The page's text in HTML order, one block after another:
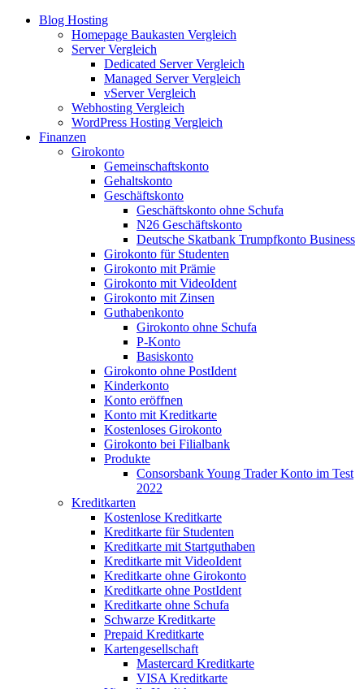
Blog Hosting
Homepage Baukasten Vergleich
Server Vergleich
Dedicated Server Vergleich
Managed Server Vergleich
vServer Vergleich
Webhosting Vergleich
WordPress Hosting Vergleich
Finanzen
Girokonto
Gemeinschaftskonto
Gehaltskonto
Geschäftskonto
Geschäftskonto ohne Schufa
N26 Geschäftskonto
Deutsche Skatbank Trumpfkonto Business
Girokonto für Studenten
Girokonto mit Prämie
Girokonto mit VideoIdent
Girokonto mit Zinsen
Guthabenkonto
Girokonto ohne Schufa
P-Konto
Basiskonto
Girokonto ohne PostIdent
Kinderkonto
Konto eröffnen
Konto mit Kreditkarte
Kostenloses Girokonto
Girokonto bei Filialbank
Produkte
Consorsbank Young Trader Konto im Test
2022
Kreditkarten
Kostenlose Kreditkarte
Kreditkarte für Studenten
Kreditkarte mit Startguthaben
Kreditkarte mit VideoIdent
Kreditkarte ohne Girokonto
Kreditkarte ohne PostIdent
Kreditkarte ohne Schufa
Schwarze Kreditkarte
Prepaid Kreditkarte
Kartengesellschaft
Mastercard Kreditkarte
VISA Kreditkarte